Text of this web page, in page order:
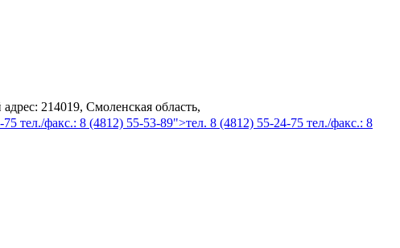
214019, Смоленская область,
тел./факс.: 8 (4812) 55-53-89">тел. 8 (4812) 55-24-75 тел./факс.: 8